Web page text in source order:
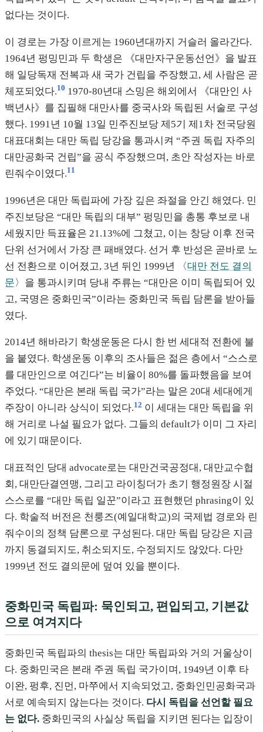
없다는 것이다.
이 경로는 가장 이르게는 1960년대까지 거슬러 올라간다.
1964년 펑밍민과 두 학생은 《대만자구운동선언》을 발표
해 일당독재 전복과 새 국가 건립을 주장했고, 세 사람은 곧
체포되었다.10 1970-80년대 스밍은 해외에서 《대만인 사
백년사》를 집필해 대만사를 중국사와 독립된 서술로 구성
했다. 1991년 10월 13일 민주진보당 제5기 제1차 전국당원
대표대회는 대만 독립 당강을 통과시켜 “주권 독립 자주의
대만공화국 건립”을 공식 주장했으며, 초안 작성자는 바로
린줘수이였다.11
1996년은 대만 독립파에 가장 깊은 좌절을 안긴 해였다. 민
주진보당은 “대만 독립의 대부” 펑밍민을 총통 후보로 내
세웠지만 득표율은 21.13%에 그쳤고, 이는 창당 이후 전국
단위 선거에서 가장 큰 패배였다. 선거 후 반성은 곧바로 노
선 전환으로 이어졌고, 3년 뒤인 1999년 〈대만 전도 결의
문〉을 통과시키며 당내 주류는 “대만은 이미 독립되어 있
고, 국명은 중화민국”이라는 중화민국 독립 담론을 받아들
였다.
2014년 해바라기 학생운동은 다시 한 번 세대적 전환에 불
을 붙였다. 학생운동 이후의 조사들은 젊은 층에서 “스스로
를 대만인으로 여긴다”는 비율이 80%를 돌파했음을 보여
주었다. “대만은 본래 독립 국가”라는 말은 20대 세대에게
주장이 아니라 상식이 되었다.12 이 세대는 대만 독립을 위
해 거리로 나설 필요가 없다. 그들의 default가 이미 그 자리
에 있기 때문이다.
대표적인 당대 advocate로는 대만건국공정대, 대만교수협
회, 대만단결연맹, 그리고 라이칭더가 초기 행정원장 시절
스스로를 “대만 독립 일꾼”이라고 표현했던 phrasing이 있
다. 학술적 버전은 천룽즈(예일대학교)의 국제법 경로와 린
줘수이의 정책 담론으로 구성된다. 대만 독립 당강은 지금
까지 동결되지도, 취소되지도, 수정되지도 않았다. 다만
1999년 전도 결의문에 덮여 있을 뿐이다.
중화민국 독립파: 묵인되고, 편입되고, 기본값
으로 여겨지다
중화민국 독립파의 thesis는 대만 독립파와 거의 거울상이
다. 중화민국은 본래 주권 독립 국가이며, 1949년 이후 타
이완, 펑후, 진먼, 마쭈에서 지속되었고, 중화인민공화국과
서로 예속되지 않는다는 것이다. 다시 독립을 선언할 필요
는 없다. 중화민국의 사실상 독립을 지키면 된다는 입장이